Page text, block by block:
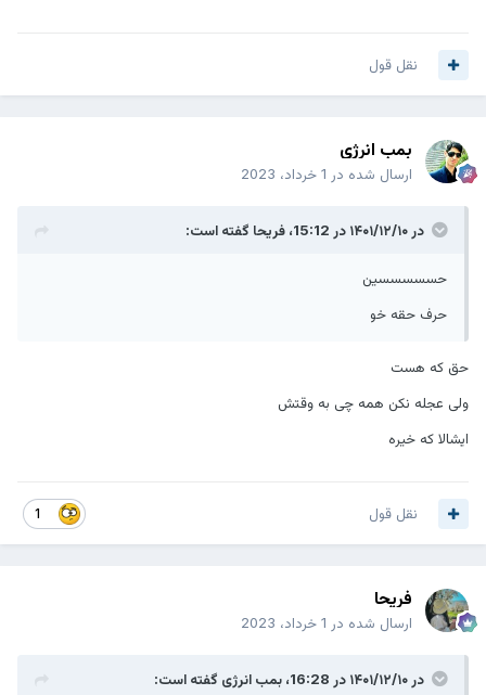
نقل قول
بمب انرژی
ارسال شده در
در ۱۴۰۱/۱۲/۱۰ در 15:12، فریحاگفته است:
حسسسسسین
حرف حقه خو
حق که هست
ولی عجله نکن همه چی به وقتش
ایشالا که خیره
نقل قول
فریحا
ارسال شده در
در ۱۴۰۱/۱۲/۱۰ در 16:28، بمب انرژیگفته است: